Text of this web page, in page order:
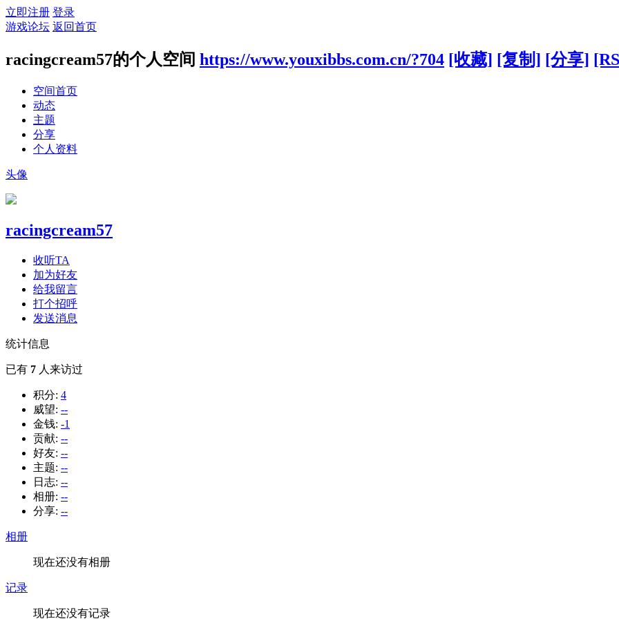
立即注册 登录
游戏论坛 返回首页
racingcream57的个人空间 https://www.youxibbs.com.cn/?704 [收藏] [复制] [分享]
空间首页
动态
主题
分享
个人资料
头像
racingcream57
收听TA
加为好友
给我留言
打个招呼
发送消息
统计信息
已有 7 人来访过
积分: 4
威望: --
金钱: -1
贡献: --
好友: --
主题: --
日志: --
相册: --
分享: --
相册
现在还没有相册
记录
现在还没有记录